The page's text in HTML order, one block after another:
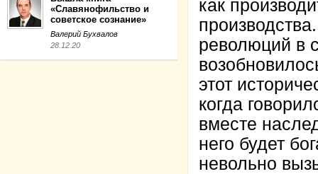
«Славянофильство и
советское сознание»
Валерий Бухвалов
28.12.20
как
революций в
этот
когда
вместе
него будет
невольно